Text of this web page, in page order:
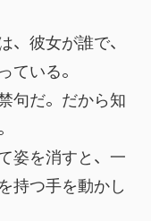
彼女が誰で、
ている。
句だ。だから知
姿を消すと、一
持つ手を動かし